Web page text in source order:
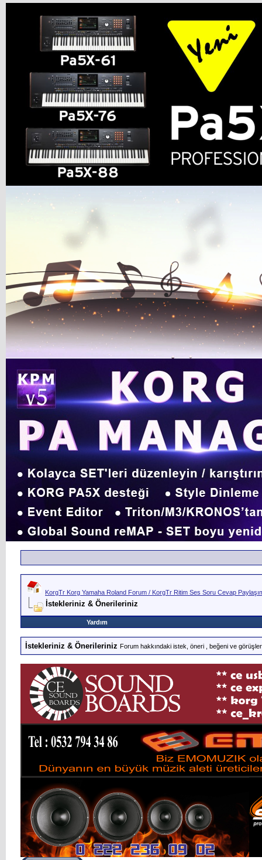
KorgTr Korg Yamaha Roland Forum / KorgTr Ritim Ses Soru Cevap
İstekleriniz & Önerileriniz
Yardım
İstekleriniz & Önerileriniz Forum hakkındaki istek, öneri , beğeni ve